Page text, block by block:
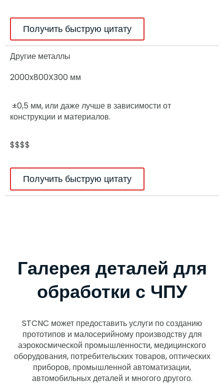
Получить быструю цитату
Другие металлы
2000x800X300 мм
±0,5 мм, или даже лучше в зависимости от
конструкции и материалов.
$$$$
Получить быструю цитату
Галерея деталей для
обработки с ЧПУ
STCNC может предоставить услуги по созданию
прототипов и малосерийному производству для
аэрокосмической промышленности, медицинского
оборудования, потребительских товаров, оптических
приборов, промышленной автоматизации,
автомобильных деталей и многого другого.